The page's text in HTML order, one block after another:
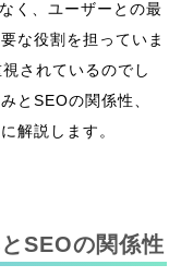
く、ユーザーとの最
な役割を担っていま
されているのでし
とSEOの関係性、
解説します。
SEOの関係性